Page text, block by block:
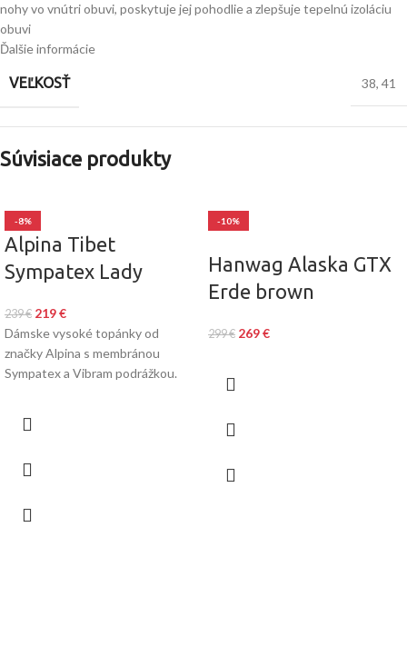
nohy vo vnútri obuvi, poskytuje jej pohodlie a zlepšuje tepelnú izoláciu
obuvi
Ďalšie informácie
VEĽKOSŤ 38, 41
Súvisiace produkty
-8%
Alpina Tibet
Sympatex Lady
239€ 219€
Dámske vysoké topánky od
značky Alpina s membránou
Sympatex a Vibram podrážkou.
-10%
Hanwag Alaska GTX
Erde brown
299€ 269€